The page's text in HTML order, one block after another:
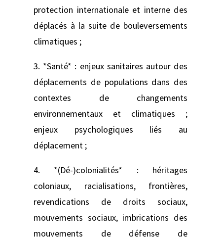
protection internationale et interne des
déplacés à la suite de bouleversements
climatiques ;
3. *Santé* : enjeux sanitaires autour des
déplacements de populations dans des
contextes de changements
environnementaux et climatiques ;
enjeux psychologiques liés au
déplacement ;
4. *(Dé-)colonialités* : héritages
coloniaux, racialisations, frontières,
revendications de droits sociaux,
mouvements sociaux, imbrications des
mouvements de défense de